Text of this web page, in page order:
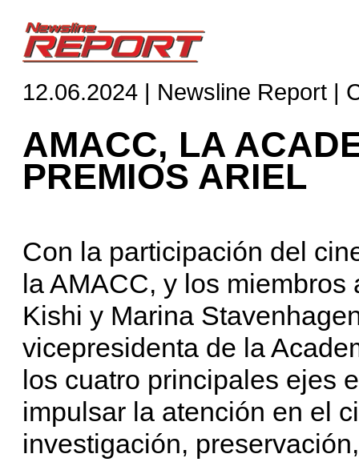
12.06.2024 | Newsline Report |
AMACC, LA
PREMIOS ARIEL
Con la participación del
la AMACC, y los
Kishi y Marina
vicepresidenta de la
los cuatro principales ejes
impulsar la atención en el
investigación,